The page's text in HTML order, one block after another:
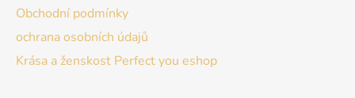
Obchodní podmínky
ochrana osobních údajů
Krása a ženskost Perfect you eshop